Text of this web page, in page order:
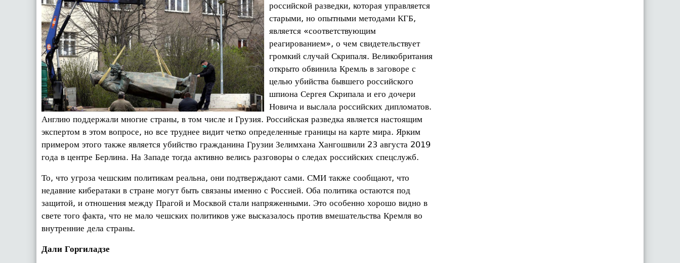
российской разведки, которая управляется
старыми, но опытными методами КГБ,
является «соответствующим
реагированием», о чем свидетельствует
громкий случай Скрипаля. Великобритания
открыто обвинила Кремль в заговоре с
целью убийства бывшего российского
шпиона Сергея Скрипала и его дочери
Новича и выслала российских дипломатов.
Англию поддержали многие страны, в том числе и Грузия. Российская разведка является настоящим
экспертом в этом вопросе, но все труднее видит четко определенные границы на карте мира. Ярким
примером этого также является убийство гражданина Грузии Зелимхана Хангошвили 23 августа 2019
года в центре Берлина. На Западе тогда активно велись разговоры о следах российских спецслужб.
То, что угроза чешским политикам реальна, они подтверждают сами. СМИ также сообщают, что
недавние кибератаки в стране могут быть связаны именно с Россией. Оба политика остаются под
защитой, и отношения между Прагой и Москвой стали напряженными. Это особенно хорошо видно в
свете того факта, что не мало чешских политиков уже высказалось против вмешательства Кремля во
внутренние дела страны.
Дали Горгиладзе